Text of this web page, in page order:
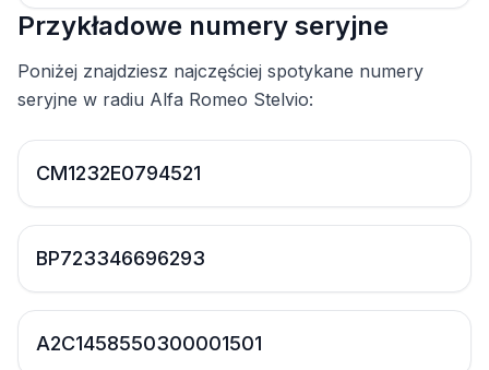
Przykładowe numery seryjne
Poniżej znajdziesz najczęściej spotykane numery
seryjne w radiu Alfa Romeo Stelvio:
CM1232E0794521
BP723346696293
A2C1458550300001501